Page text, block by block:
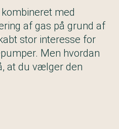
med
af gas på grund af
stor interesse for
Men hvordan
at du vælger den